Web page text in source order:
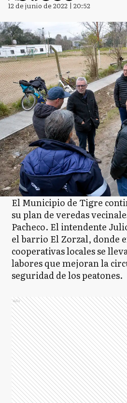
12 de junio de 2022 | 20:52
El Municipio de Tigre
su plan de veredas
Pacheco. El intendente
el barrio El Zorzal, donde
cooperativas locales se
labores que mejoran la
seguridad de los peatones.
Ads